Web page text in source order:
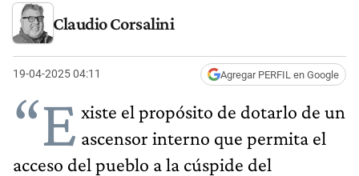
Claudio Corsalini
19-04-2025 04:11 Agregar PERFIL en Google
“E xiste el propósito de dotarlo de un
ascensor interno que permita el
acceso del pueblo a la cúspide del